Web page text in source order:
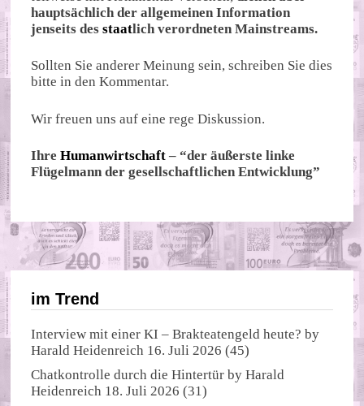
hauptsächlich der allgemeinen Information
jenseits desstaatlich verordneten Mainstreams.
Sollten Sie anderer Meinung sein, schreiben Sie dies
bitte in den Kommentar.
Wir freuen uns auf eine rege Diskussion.
IhreHumanwirtschaft – “der äußerste linke
Flügelmann der gesellschaftlichen Entwicklung”
im Trend
Interview mit einer KI – Brakteatengeld heute? by
Harald Heidenreich 16. Juli 2026 (45)
Chatkontrolle durch die Hintertür byHarald
Heidenreich 18. Juli 2026 (31)